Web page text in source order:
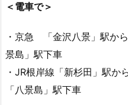
＜電車で＞
・京急 「金沢八景」駅か
景島」駅下車
・JR根岸線「新杉田」駅か
「八景島」駅下車